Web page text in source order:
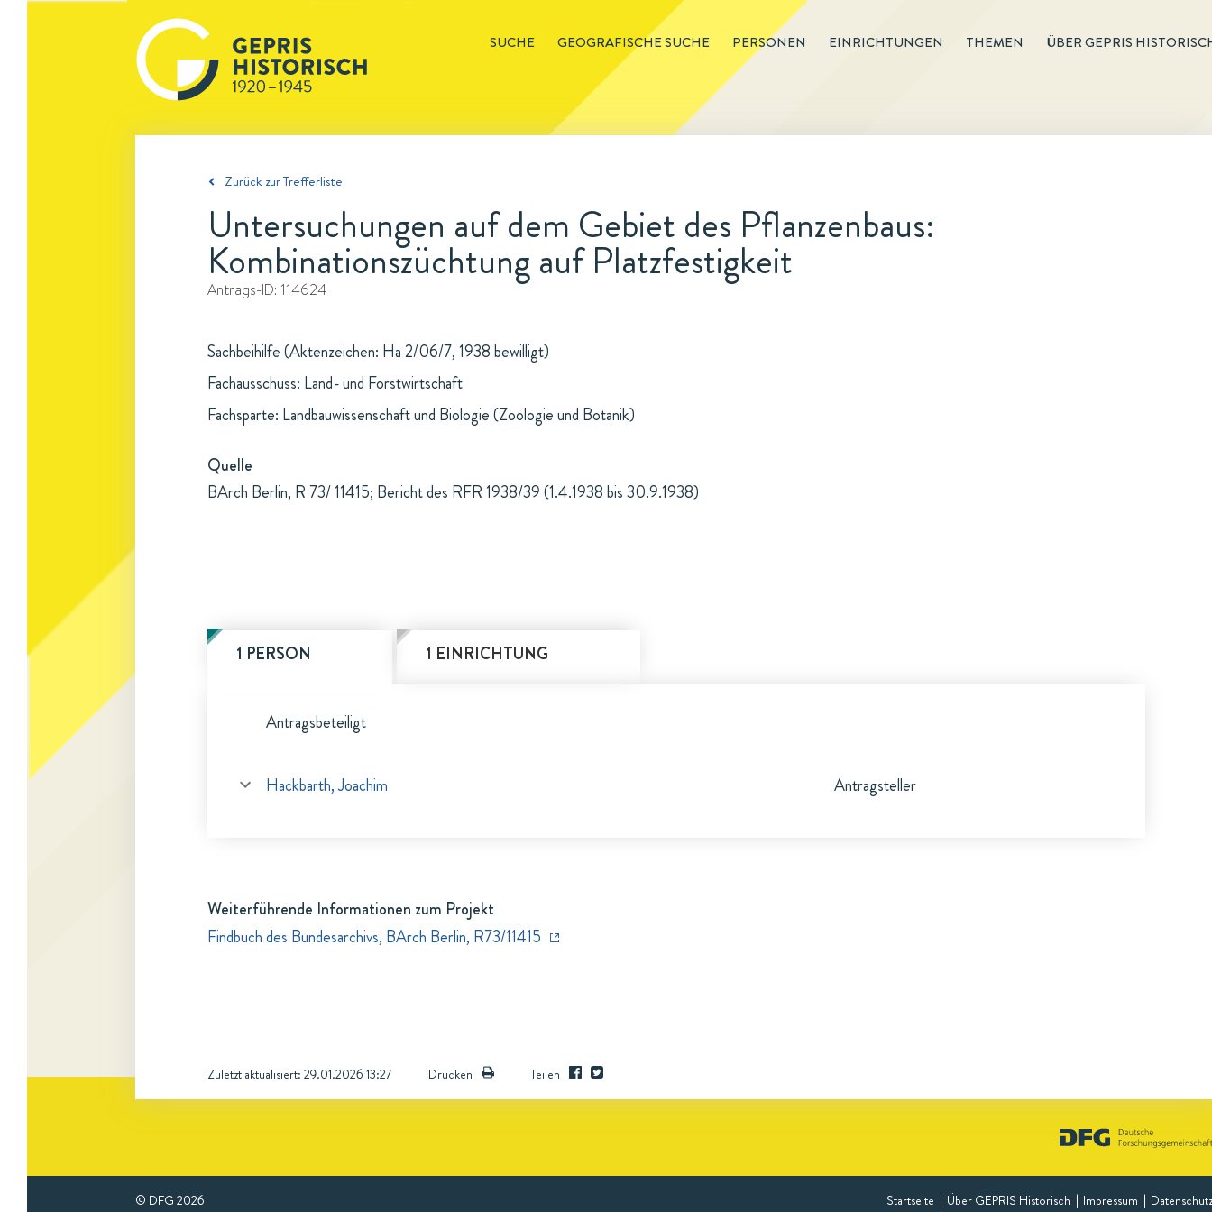
SUCHE GEOGRAFISCHE SUCHE PERSONEN EINRICHTUNGEN THEMEN ÜBER GEPRIS
Zurück zur Trefferliste
Untersuchungen auf dem Gebiet des Pflanzenbaus:
Kombinationszüchtung auf Platzfestigkeit
Antrags-ID: 114624
Sachbeihilfe (Aktenzeichen: Ha 2/06/7, 1938 bewilligt)
Fachausschuss: Land- und Forstwirtschaft
Fachsparte: Landbauwissenschaft und Biologie (Zoologie und Botanik)
Quelle
BArch Berlin, R 73/ 11415; Bericht des RFR 1938/39 (1.4.1938 bis 30.9.1938)
1 PERSON 1 EINRICHTUNG
Antragsbeteiligt
Hackbarth, Joachim Antragsteller
Weiterführende Informationen zum Projekt
Findbuch des Bundesarchivs, BArch Berlin, R73/11415
Zuletzt aktualisiert: 29.01.2026 13:27 Drucken Teilen
© DFG 2026 Startseite Über GEPRIS Historisch Impressum Datenschutz